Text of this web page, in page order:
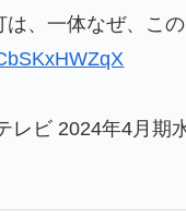
、一体なぜ、こ
ビ 2024年4月期